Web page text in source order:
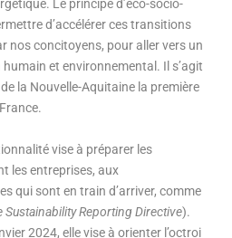
Le principe d’éco-socio-
d’accélérer ces transitions
nos concitoyens, pour aller vers un
et environnemental. Il s’agit
la Nouvelle-Aquitaine la première
vise à préparer les
les entreprises, aux
qui sont en train d’arriver, comme
Sustainability Reporting Directive).
2024, elle vise à orienter l’octroi